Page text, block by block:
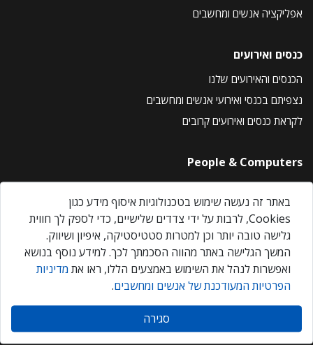
אפליקציה אנשים ומחשבים
כנסים ואירועים
הכנסים והאירועים שלנו
נצפיתם בכנסי ואירועי אנשים ומחשבים
לקראת כנסים ואירועים קרובים
People & Computers
About Us
Privacy Policy
Contact Us
Our Events
אנשים ומחשבים © 2026 – כל הזכויות שמורות
באתר זה נעשה שימוש בטכנולוגיות איסוף מידע כגון
Cookies, לרבות על ידי צדדים שלישיים, כדי לספק לך חווית
גלישה טובה יותר וכן למטרות סטטיסטיקה, איפיון ושיווק.
המשך הגלישה באתר מהווה הסכמתך לכך. למידע נוסף בנושא
ואפשרות לנהל את השימוש באמצעים הללו, ראו את מדיניות
הפרטיות המעודכנת של אנשים ומחשבים.
סגירה